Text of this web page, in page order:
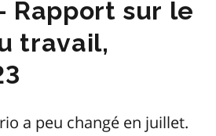
Rapport sur le
travail,
a peu changé en juillet.